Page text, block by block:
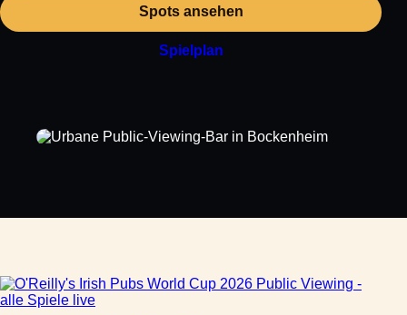
Spots ansehen
Spielplan